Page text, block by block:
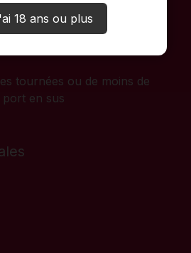
18 ans ou plus
tournées ou de moins de
en sus